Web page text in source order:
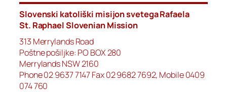
Slovenski katoliški misijon svetega Rafaela
St. Raphael Slovenian Mission
313 Merrylands Road
Poštne pošiljke: PO BOX 280
Merrylands NSW 2160
Phone 02 9637 7147 Fax 02 9682 7692, Mobile 0409
074 760